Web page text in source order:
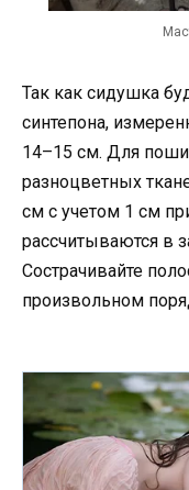
Так как сидушка
синтепона,
14–15 см. Для
разноцветных
см с учетом 1 см
рассчитываются в
Сострачивайте
произвольном